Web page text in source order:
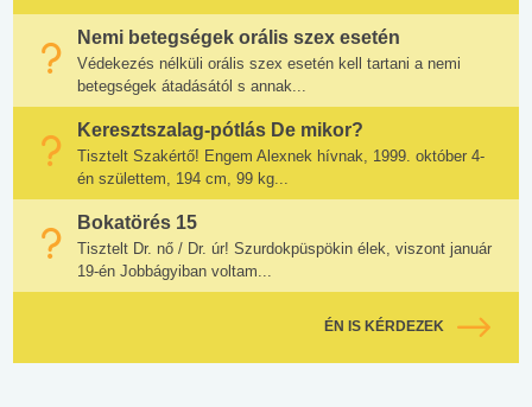
Nemi betegségek orális szex esetén
Védekezés nélküli orális szex esetén kell tartani a nemi
betegségek átadásától s annak...
Keresztszalag-pótlás De mikor?
Tisztelt Szakértő! Engem Alexnek hívnak, 1999. október 4-
én születtem, 194 cm, 99 kg...
Bokatörés 15
Tisztelt Dr. nő / Dr. úr! Szurdokpüspökin élek, viszont január
19-én Jobbágyiban voltam...
ÉN IS KÉRDEZEK